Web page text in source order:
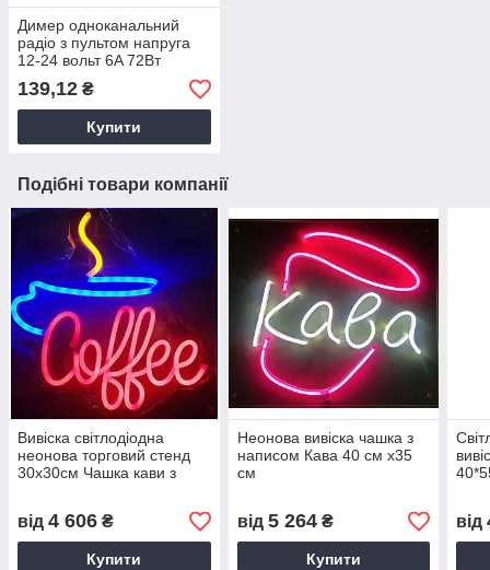
Димер одноканальний
радіо з пультом напруга
12-24 вольт 6A 72Вт
PROLUM 401005
139,12 ₴
Купити
Подібні товари компанії
Вивіска світлодіодна
неонова торговий стенд
30х30см Чашка кави з
від 4 606 ₴
Купити
Неонова вивіска чашка з
написом Кава 40 см х35
см
від 5 264₴
Купити
від